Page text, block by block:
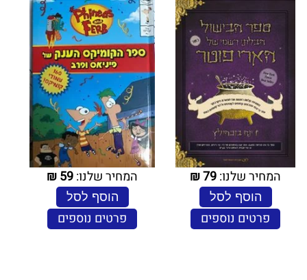
המחיר שלנו:79
₪
הוסף לסל
פרטים נוספים
המחיר שלנו:59
₪
הוסף לסל
פרטים נוספים